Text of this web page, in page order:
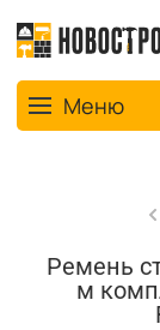
ToggleМеню
Ремень
м